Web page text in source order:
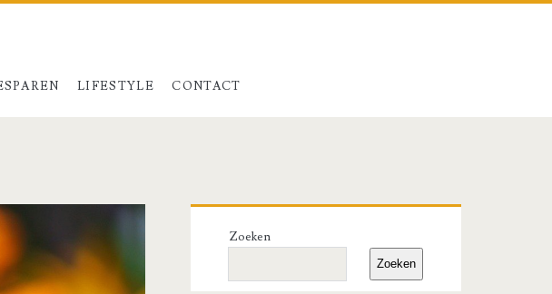
LIFESTYLE CONTACT
Primary
Sidebar
Zoeken
Zoeken